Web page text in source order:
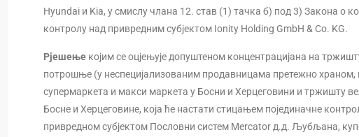
Hyundai и Kia, у смислу члана 12. став (1) тачка б) под 3) Закона о
контролу над привредним субјектом Ionity Holding GmbH & Co. KG.
Рјешење којим се оцјењује допуштеном концентрацијана на
потрошње (у неспецијализованим продавницама претежно
супермаркета и макси маркета у Босни и Херцеговини и тржишту
Босне и Херцеговине, која ће настати стицањем појединачне
привредном субјектом Пословни систем Mercator д.д. Љубљана,